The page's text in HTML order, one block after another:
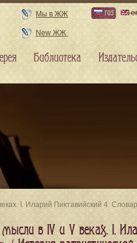
I. Иларий Пиктавийский 4.
в IV и V веках. I.
Мы в ЖЖ
New ЖЖ
rus
Библиотека